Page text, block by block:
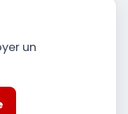
un